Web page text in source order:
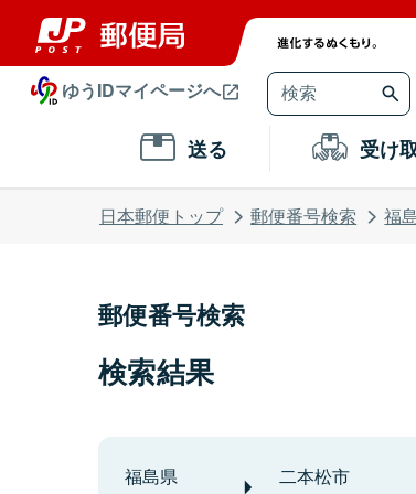
ゆうIDマイページへ
送る 受け
日本郵便トップ 郵便番号検索 福
郵便番号検索
検索結果
福島県 二本松市